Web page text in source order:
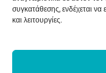
συγκατάθεσης, ενδέχεται να
και λειτουργίες.
Επιδότηση Ηλιακού 2023